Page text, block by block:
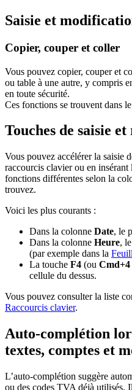
Saisie et
Copier, couper et coller
Vous pouvez copier, couper et
ou table à une autre, y compris
en toute sécurité.
Ces fonctions se trouvent dans
Touches de saisie
Vous pouvez accélérer la saisie
raccourcis clavier ou en
fonctions différentes selon la
trouvez.
Voici les plus courants :
Dans la colonne Date, le
Dans la colonne Heure,
(par exemple dans la
La touche F4 (ou Cmd+4
cellule du dessus.
Vous pouvez consulter la liste
Raccourcis clavier.
Auto-complétion
textes, comptes et
L’auto-complétion suggère
ou des codes TVA déjà utilisés.